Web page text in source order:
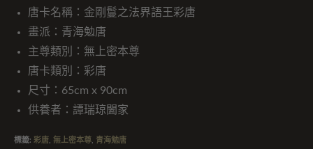
唐卡名稱：金剛鬘之法界語王彩唐
畫派：青海勉唐
主尊類別：無上密本尊
唐卡類別：彩唐
尺寸：65cm x 90cm
供養者：譚瑞琼闔家
標籤: 彩唐, 無上密本尊, 青海勉唐